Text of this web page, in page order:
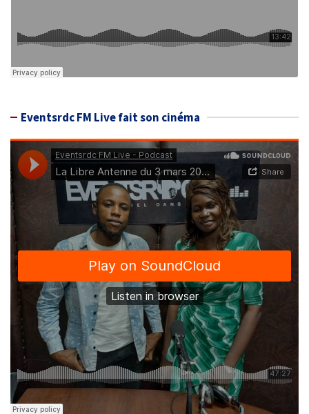
Eventsrdc FM Live fait son cinéma